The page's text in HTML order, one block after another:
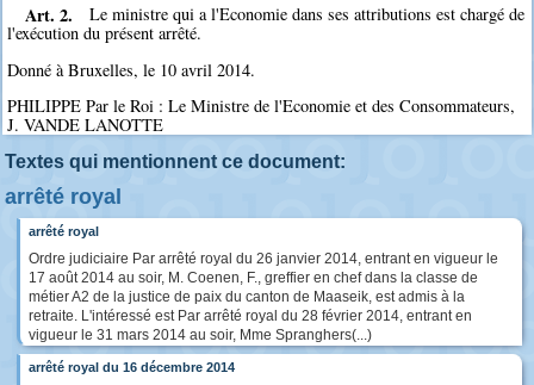
Art. 2.
Le ministre qui a l'Economie dans ses attributions est chargé de
l'exécution du présent arrêté.
Donné à Bruxelles, le 10 avril 2014.
PHILIPPE Par le Roi : Le Ministre de l'Economie et des Consommateurs,
J. VANDE LANOTTE
Textes qui mentionnent ce document:
arrêté royal
arrêté royal
Ordre judiciaire Par arrêté royal du 26 janvier 2014, entrant en vigueur le
17 août 2014 au soir, M. Coenen, F., greffier en chef dans la classe de
métier A2 de la justice de paix du canton de Maaseik, est admis à la
retraite. L'intéressé est Par arrêté royal du 28 février 2014, entrant en
vigueur le 31 mars 2014 au soir, Mme Spranghers(...)
arrêté royal du 16 décembre 2014